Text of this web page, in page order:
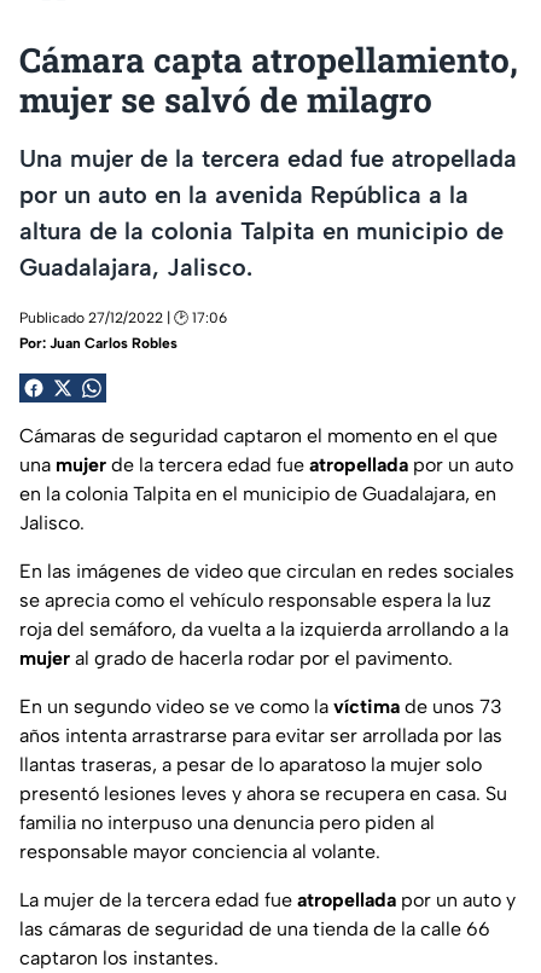
Cámara capta atropellamiento,
mujer se salvó de milagro
Una mujer de la tercera edad fue atropellada
por un auto en la avenida República a la
altura de la colonia Talpita en municipio de
Guadalajara, Jalisco.
Publicado 27/12/2022 | 🕑 17:06
Por: Juan Carlos Robles
Cámaras de seguridad captaron el momento en el que
una mujer de la tercera edad fue atropellada por un auto
en la colonia Talpita en el municipio de Guadalajara, en
Jalisco.
En las imágenes de video que circulan en redes sociales
se aprecia como el vehículo responsable espera la luz
roja del semáforo, da vuelta a la izquierda arrollando a la
mujer al grado de hacerla rodar por el pavimento.
En un segundo video se ve como la víctima de unos 73
años intenta arrastrarse para evitar ser arrollada por las
llantas traseras, a pesar de lo aparatoso la mujer solo
presentó lesiones leves y ahora se recupera en casa. Su
familia no interpuso una denuncia pero piden al
responsable mayor conciencia al volante.
La mujer de la tercera edad fue atropellada por un auto y
las cámaras de seguridad de una tienda de la calle 66
captaron los instantes.